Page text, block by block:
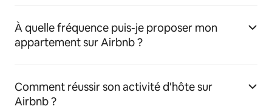
À quelle fréquence puis-je proposer mon
appartement sur Airbnb ?
Comment réussir son activité d'hôte sur
Airbnb ?